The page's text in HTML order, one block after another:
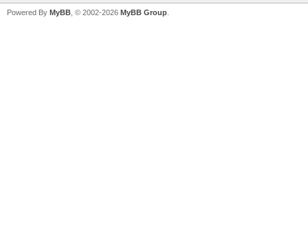
Powered By MyBB , © 2002-2026 MyBB Group